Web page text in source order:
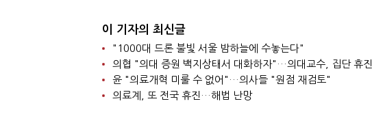
이 기자의 최신글
"1000대 드론 불빛 서울 밤하늘에 수놓는다"
의협 "의대 증원 백지상태서 대화하자"…의대교수, 집단 휴진
윤 "의료개혁 미룰 수 없어"…의사들 "원점 재검토"
의료계, 또 전국 휴진…해법 난망